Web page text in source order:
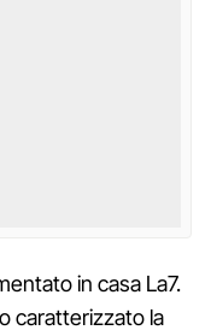
in casa La7.
caratterizzato la